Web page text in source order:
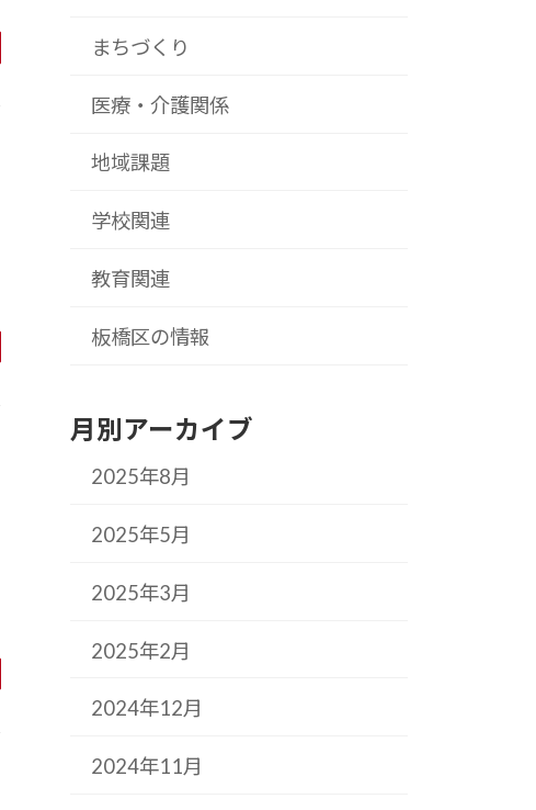
まちづくり
医療・介護関係
地域課題
学校関連
教育関連
板橋区の情報
月別アーカイブ
2025年8月
2025年5月
2025年3月
2025年2月
2024年12月
2024年11月